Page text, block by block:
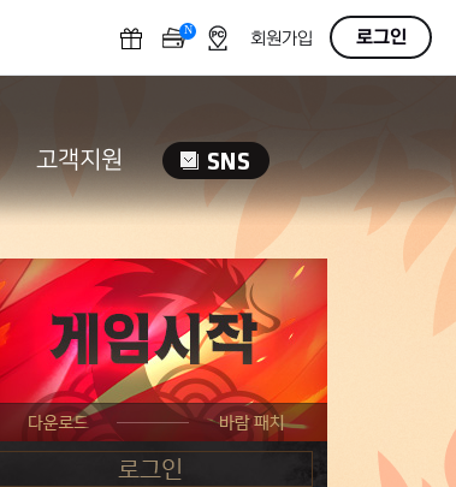
N OFF회원가입 로그인
고객지원